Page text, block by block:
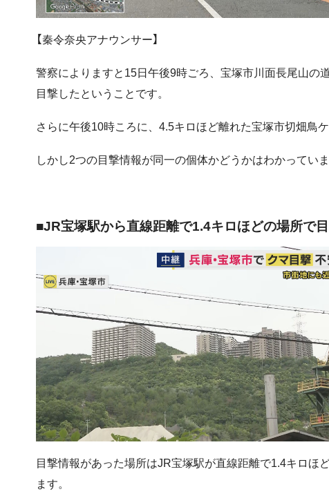
【秦令奈央アナウンサー】
警察によりますと15日午後9時ごろ、宝塚市川面長尾山
目撃したということです。
さらに午後10時ころに、4.5キロほど離れた宝塚市切畑鳥
しかし2つの目撃情報が同一の個体かどうかはわかっていま
■JR宝塚駅から直線距離で1.4キロほどの場所で
目撃情報があった場所はJR宝塚駅が直線距離で1.4キロ
ます。